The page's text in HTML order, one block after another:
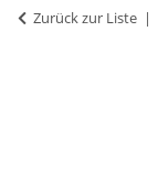
Zurück zur Liste